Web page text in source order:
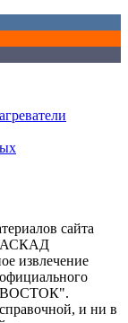
сайта
извлечение
ВОСТОК".
и ни в